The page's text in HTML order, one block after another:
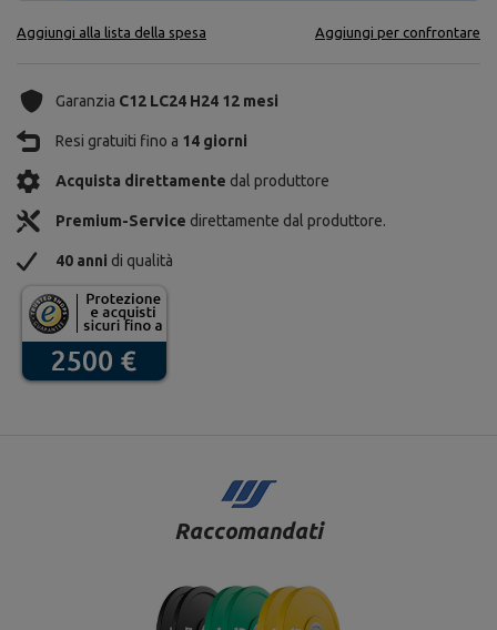
Aggiungi alla lista della spesa Aggiungi per confrontare
Garanzia C12 LC24 H24 12 mesi
Resi gratuiti fino a 14 giorni
Acquista direttamente dal produttore
Premium-Service direttamente dal produttore.
40 anni di qualità
Raccomandati